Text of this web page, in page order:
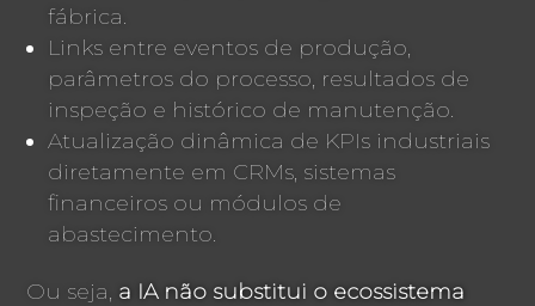
fábrica.
Links entre eventos de produção,
parâmetros do processo, resultados de
inspeção e histórico de manutenção.
Atualização dinâmica de KPIs industriais
diretamente em CRMs, sistemas
financeiros ou módulos de
abastecimento.
Ou seja, a IA não substitui o ecossistema